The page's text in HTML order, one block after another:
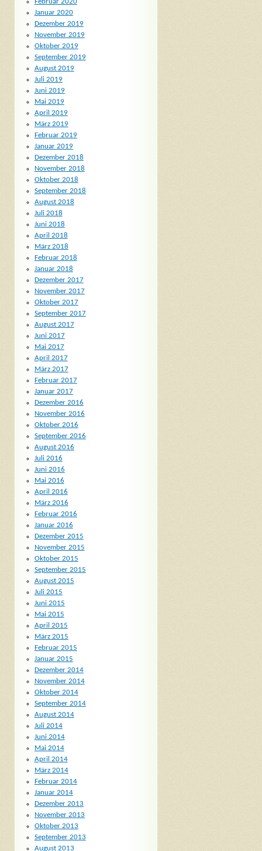
Februar 2020
Januar 2020
Dezember 2019
November 2019
Oktober 2019
September 2019
August 2019
Juli 2019
Juni 2019
Mai 2019
April 2019
März 2019
Februar 2019
Januar 2019
Dezember 2018
November 2018
Oktober 2018
September 2018
August 2018
Juli 2018
Juni 2018
April 2018
März 2018
Februar 2018
Januar 2018
Dezember 2017
November 2017
Oktober 2017
September 2017
August 2017
Juni 2017
Mai 2017
April 2017
März 2017
Februar 2017
Januar 2017
Dezember 2016
November 2016
Oktober 2016
September 2016
August 2016
Juli 2016
Juni 2016
Mai 2016
April 2016
März 2016
Februar 2016
Januar 2016
Dezember 2015
November 2015
Oktober 2015
September 2015
August 2015
Juli 2015
Juni 2015
Mai 2015
April 2015
März 2015
Februar 2015
Januar 2015
Dezember 2014
November 2014
Oktober 2014
September 2014
August 2014
Juli 2014
Juni 2014
Mai 2014
April 2014
März 2014
Februar 2014
Januar 2014
Dezember 2013
November 2013
Oktober 2013
September 2013
August 2013